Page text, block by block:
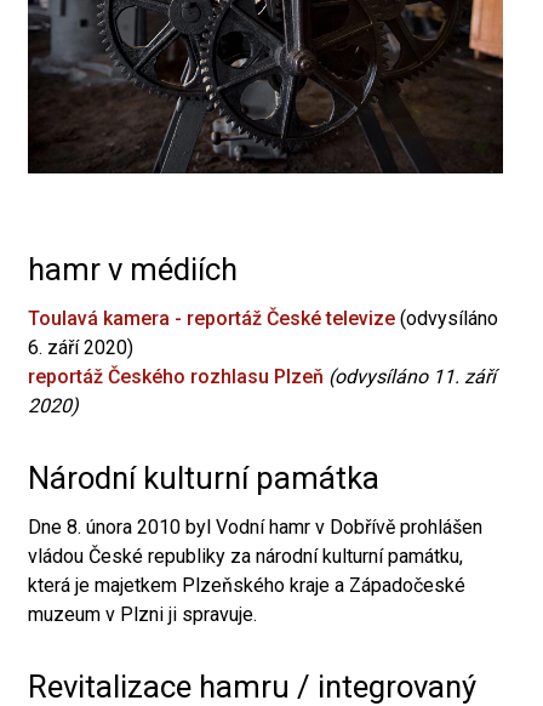
hamr v médiích
Toulavá kamera - reportáž České televize (odvysíláno
6. září 2020)
reportáž Českého rozhlasu Plzeň (odvysíláno 11. září
2020)
Národní kulturní památka
Dne 8. února 2010 byl Vodní hamr v Dobřívě prohlášen
vládou České republiky za národní kulturní památku,
která je majetkem Plzeňského kraje a Západočeské
muzeum v Plzni ji spravuje.
Revitalizace hamru / integrovaný